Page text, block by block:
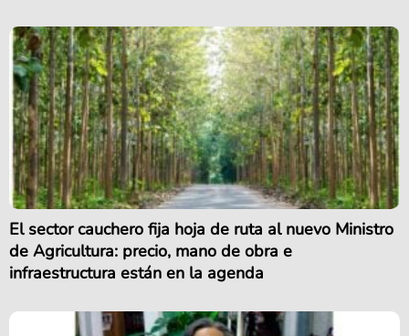
El sector cauchero fija hoja de ruta al nuevo Ministro
de Agricultura: precio, mano de obra e
infraestructura están en la agenda